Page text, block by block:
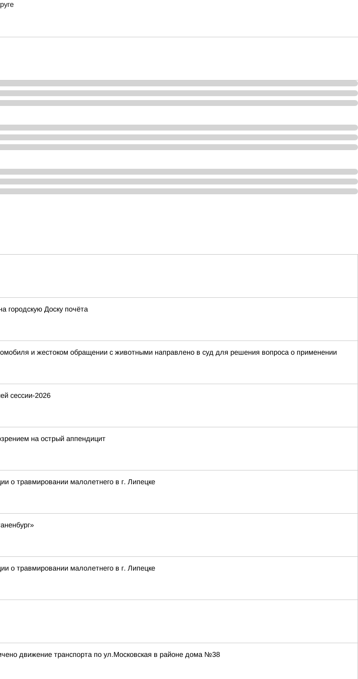
городскую Доску почёта
и жестоком обращении с животными направлено в суд для решения вопроса о применении
сессии-2026
на острый аппендицит
о травмировании малолетнего в г. Липецке
о травмировании малолетнего в г. Липецке
движение транспорта по ул.Московская в районе дома №38